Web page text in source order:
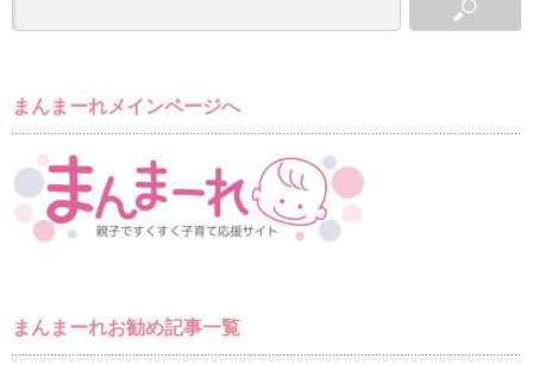
まんまーれメインページへ
まんまーれお勧め記事一覧